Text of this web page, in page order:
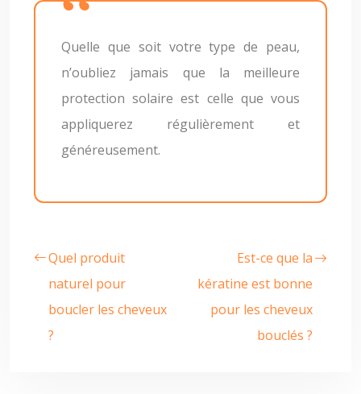
Quelle que soit votre type de peau,
n’oubliez jamais que la meilleure
protection solaire est celle que vous
appliquerez régulièrement et
généreusement.
Quel produit
naturel pour
boucler les cheveux
?
Est-ce que la
kératine est bonne
pour les cheveux
bouclés ?